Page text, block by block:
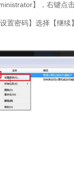
】，右键点
置密码】选择【继续